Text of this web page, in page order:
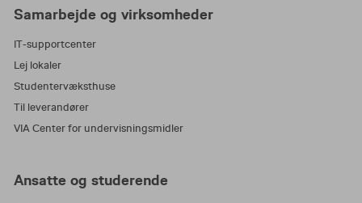
Samarbejde og virksomheder
IT-supportcenter
Lej lokaler
Studentervæksthuse
Til leverandører
VIA Center for undervisningsmidler
Ansatte og studerende